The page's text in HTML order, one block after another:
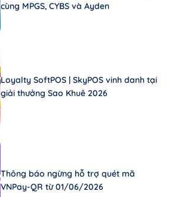
cùng MPGS, CYBS và Ayden
Loyalty SoftPOS | SkyPOS vinh danh tại
giải thưởng Sao Khuê 2026
Thông báo ngừng hỗ trợ quét mã
VNPay-QR từ 01/06/2026